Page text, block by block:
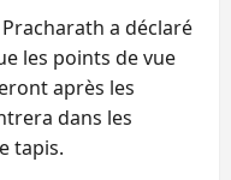
a déclaré
les points de vue
après les
dans les
tapis.